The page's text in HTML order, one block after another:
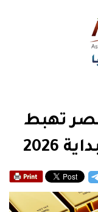
تهبط
2026